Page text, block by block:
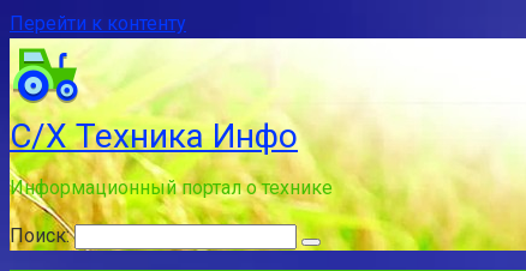
Перейти к контенту
С/Х Техника Инфо
Информационный портал о технике
Поиск: